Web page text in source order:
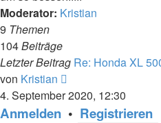
Moderator: Kristian
9 Themen
104Beiträge
Letzter Beitrag Re: Honda XL
von Kristian
Beitrag
4. September 2020, 12:30
Anmelden • Registrieren